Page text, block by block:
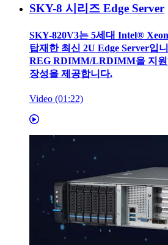
SKY-8 시리즈 Edge Server
SKY-820V3는 5세대 Intel®
탑재한 최신 2U Edge Server입
REG RDIMM/LRDIMM을 지원
장성을 제공합니다.
Video (01:22)